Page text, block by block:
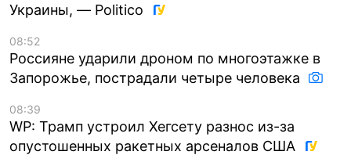
Украины, — Politico
08:52
Россияне ударили дроном по многоэтажке в
Запорожье, пострадали четыре человека
08:39
WP: Трамп устроил Хегсету разнос из-за
опустошенных ракетных арсеналов США